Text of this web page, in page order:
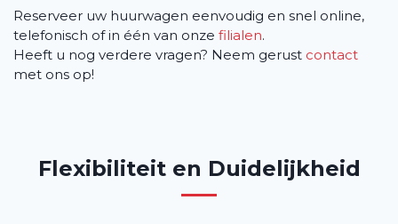
Reserveer uw huurwagen eenvoudig en snel online,
telefonisch of in één van onze filialen.
Heeft u nog verdere vragen? Neem gerust contact
met ons op!
Flexibiliteit en Duidelijkheid